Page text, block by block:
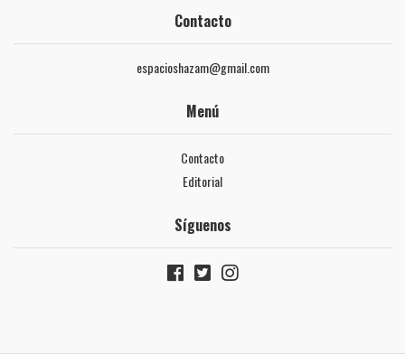
Contacto
espacioshazam@gmail.com
Menú
Contacto
Editorial
Síguenos